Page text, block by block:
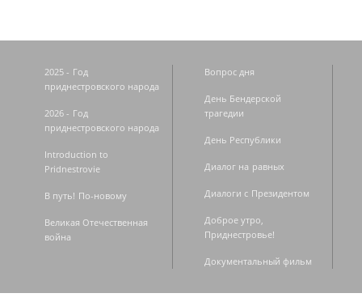
2025 - Год
приднестровского народа
2026 - Год
приднестровского народа
Introduction to
Pridnestrovie
В путь! По-новому
Великая Отечественная
война
Вопрос дня
День Бендерской
трагедии
День Республики
Диалог на равных
Диалоги с Президентом
Доброе утро,
Приднестровье!
Документальный фильм